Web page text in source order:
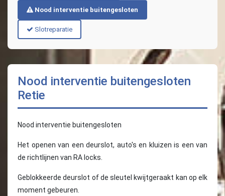
Nood interventie buitengesloten
Slotreparatie
Nood interventie buitengesloten
Retie
Nood interventie buitengesloten
Het openen van een deurslot, auto's en kluizen is een van
de richtlijnen van RA locks.
Geblokkeerde deurslot of de sleutel kwijtgeraakt kan op elk
moment gebeuren.